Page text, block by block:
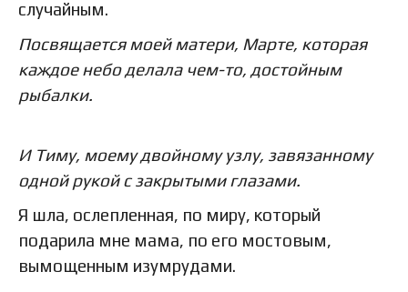
случайным.
Посвящается моей матери, Марте, которая
каждое небо делала чем-то, достойным
рыбалки.
И Тиму, моему двойному узлу, завязанному
одной рукой с закрытыми глазами.
Я шла, ослепленная, по миру, который
подарила мне мама, по его мостовым,
вымощенным изумрудами.